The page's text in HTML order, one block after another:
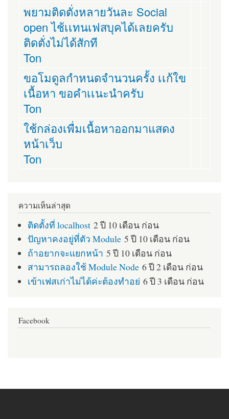
พยามติดตั่งหลายวันละ Social
open ไช้เเทนเฟสบุคได้เลยครับ
ติดตั่งไม่ได้สักที
Ton
ขอโมดูลกำหนดจำนวนครั้ง เเก้ใข
เนื้อหา ขอคำเเนะนำครับ
Ton
ใช้กล่องเพื่มเนื้อหาออกมาแสดง
หน้าเว็บ
Ton
ความเห็นล่าสุด
ติดตั้งที่ localhost 2 ปี 10 เดือน ก่อน
ปัญหาคงอยู่ที่ตัว Module 5 ปี 10 เดือน ก่อน
ถ้าอยากจะแยกหน้า 5 ปี 10 เดือน ก่อน
สามารถลองใช้ Module Node 6 ปี 2 เดือน ก่อน
เข้าเฟสเก่าไม่ได้ค่ะต้องทำอย่ 6 ปี 3 เดือน ก่อน
Facebook